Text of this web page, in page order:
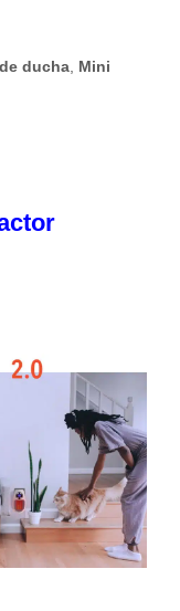
ducha Mini